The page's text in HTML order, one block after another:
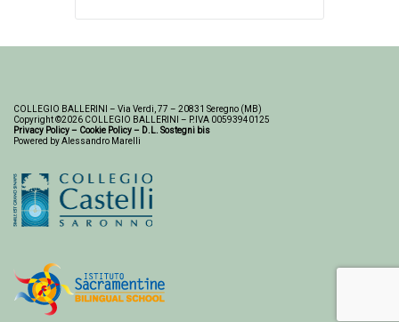
COLLEGIO BALLERINI – Via Verdi, 77 – 20831 Seregno (MB)
Copyright ©2026 COLLEGIO BALLERINI – P.IVA 00593940125
Privacy Policy– Cookie Policy– D.L. Sostegni bis
Powered by Alessandro Marelli